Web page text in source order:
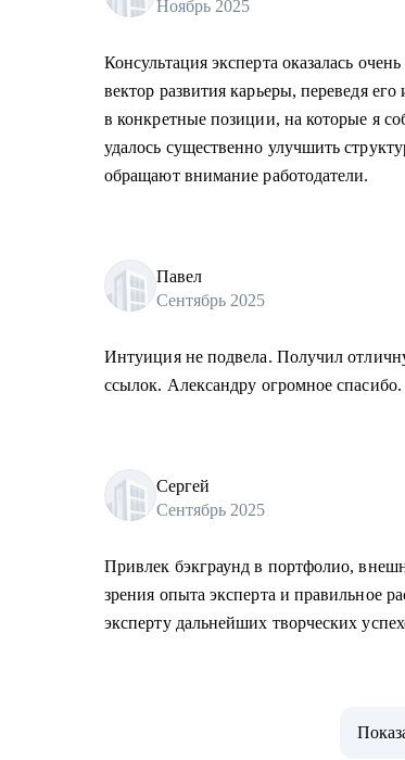
Ноябрь 2025
Консультация эксперта оказалась
вектор развития карьеры, переведя
в конкретные позиции, на которые я
удалось существенно улучшить
обращают внимание работодатели.
Павел
Сентябрь 2025
Интуиция не подвела. Получил
ссылок. Александру огромное спасибо.
Сергей
Сентябрь 2025
Привлек бэкграунд в портфолио,
зрения опыта эксперта и правильное
эксперту дальнейших творческих